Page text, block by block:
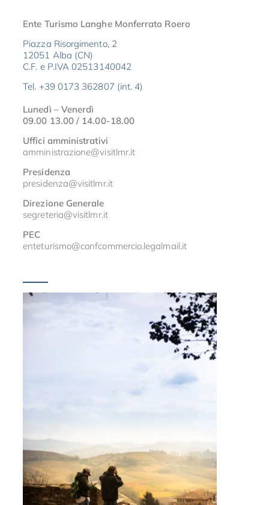
Ente Turismo Langhe Monferrato Roero
Piazza Risorgimento, 2
12051 Alba (CN)
C.F. e P.IVA 02513140042
Tel. +39 0173 362807 (int. 4)
Lunedì – Venerdì
09.00 13.00 / 14.00-18.00
Uffici amministrativi
amministrazione@visitlmr.it
Presidenza
presidenza@visitlmr.it
Direzione Generale
segreteria@visitlmr.it
PEC
enteturismo@confcommercio.legalmail.it